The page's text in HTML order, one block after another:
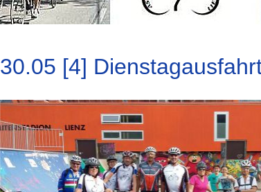
30.05 [4]